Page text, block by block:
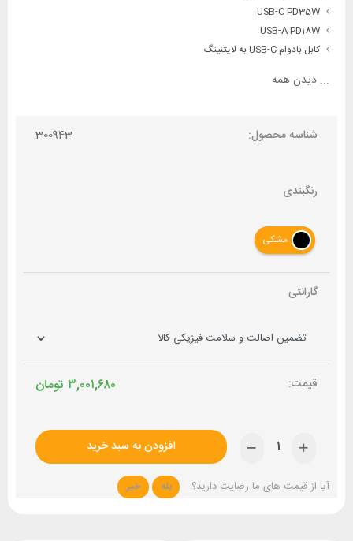
کابل بادوام USB-C به لایتنینگ
... دیدن همه
شناسه محصول: 300943
رنگبندی
مشکی
گارانتی
تومان ۳,۰۰۱,۶۸۰
افزودن به سبد خرید
آیا از قیمت های ما رضایت دارید؟ بله خیر